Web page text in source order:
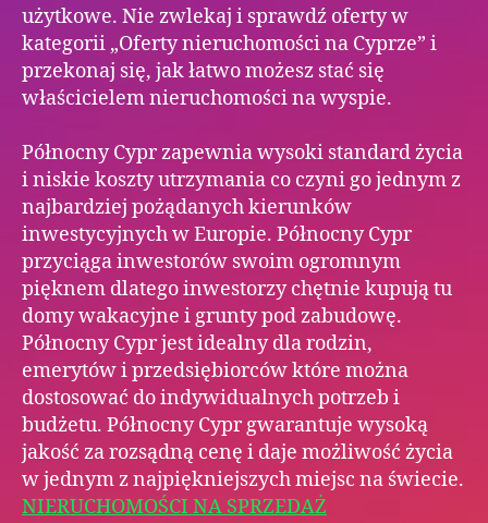
użytkowe. Nie zwlekaj i sprawdź oferty w
kategorii „Oferty nieruchomości na Cyprze” i
przekonaj się, jak łatwo możesz stać się
właścicielem nieruchomości na wyspie.
Północny Cypr zapewnia wysoki standard życia
i niskie koszty utrzymania co czyni go jednym z
najbardziej pożądanych kierunków
inwestycyjnych w Europie. Północny Cypr
przyciąga inwestorów swoim ogromnym
pięknem dlatego inwestorzy chętnie kupują tu
domy wakacyjne i grunty pod zabudowę.
Północny Cypr jest idealny dla rodzin,
emerytów i przedsiębiorców które można
dostosować do indywidualnych potrzeb i
budżetu. Północny Cypr gwarantuje wysoką
jakość za rozsądną cenę i daje możliwość życia
w jednym z najpiękniejszych miejsc na świecie.
NIERUCHOMOŚCI NA SPRZEDAŻ